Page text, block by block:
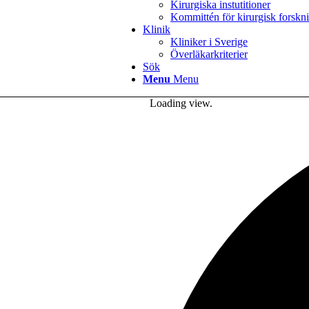
Kirurgiska instutitioner
Kommittén för kirurgisk
Klinik
Kliniker i Sverige
Överläkarkriterier
Sök
Menu Menu
Loading view.